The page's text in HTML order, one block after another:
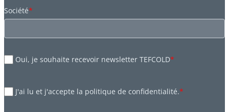
Société*
Oui, je souhaite recevoir newsletter TEFCOLD*
J'ai lu et j'accepte la politique de confidentialité.*